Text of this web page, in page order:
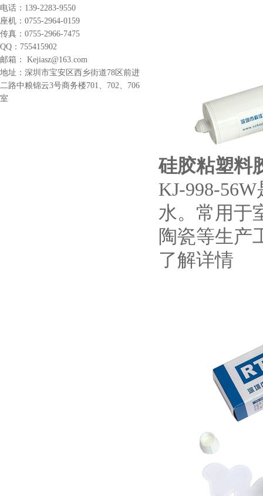
电话： 139-2283-9550
座机： 0755-2964-0159
传真： 0755-2966-7475
QQ： 755415902
邮箱：
Kejiasz@163.com
地址： 深圳市宝安区西乡街道78区前进
二路中粮锦云3号商务楼701、702、706
室
硅胶粘塑料
KJ-998-
水。常用于
陶瓷等生产
了解详情